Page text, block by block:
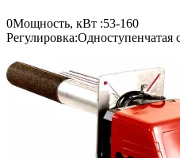
0Мощность, кВт :53-160
Регулировка:Одноступенчатая